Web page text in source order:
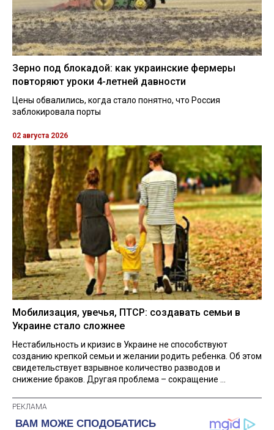
Зерно под блокадой: как украинские фермеры
повторяют уроки 4-летней давности
Цены обвалились, когда стало понятно, что Россия
заблокировала порты
02 августа 2026
Мобилизация, увечья, ПТСР: создавать семьи в
Украине стало сложнее
Нестабильность и кризис в Украине не способствуют
созданию крепкой семьи и желании родить ребенка. Об этом
свидетельствует взрывное количество разводов и
снижение браков. Другая проблема – сокращение ...